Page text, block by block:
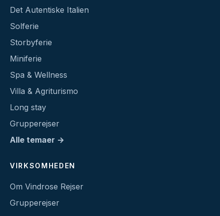
Det Autentiske Italien
Solferie
Storbyferie
Miniferie
Spa & Wellness
Villa & Agriturismo
Long stay
Grupperejser
Alle temaer →
VIRKSOMHEDEN
Om Vindrose Rejser
Grupperejser